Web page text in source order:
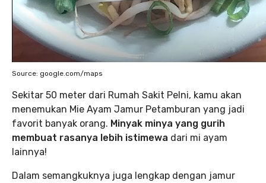
Source: google.com/maps
Sekitar 50 meter dari Rumah Sakit Pelni, kamu akan
menemukan Mie Ayam Jamur Petamburan yang jadi
favorit banyak orang. Minyak minya yang gurih
membuat rasanya lebih istimewa dari mi ayam
lainnya!
Dalam semangkuknya juga lengkap dengan jamur